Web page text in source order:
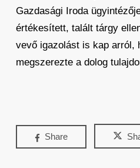
Gazdasági Iroda
értékesített, talált tárgy
vevő igazolást is kap arról,
megszerezte a dolog
Share